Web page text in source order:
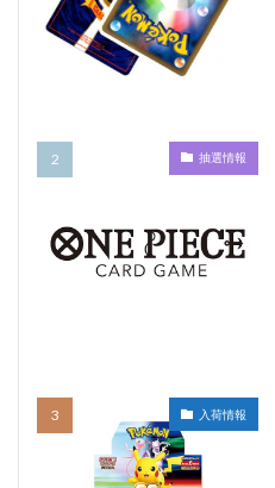
抽選情報
入荷情報